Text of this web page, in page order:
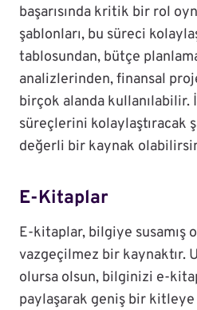
başarısında kritik bir rol
şablonları, bu süreci
tablosundan, bütçe
analizlerinden, finansal
birçok alanda
süreçlerini kolaylaştıracak
değerli bir kaynak
E-Kitaplar
E-kitaplar, bilgiye susamış
vazgeçilmez bir kaynaktır.
olursa olsun, bilginizi e-
paylaşarak geniş bir